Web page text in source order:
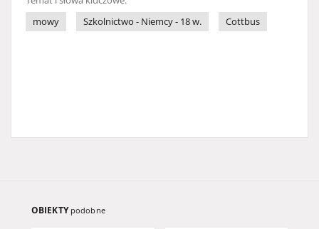
mowy
Szkolnictwo - Niemcy - 18 w. Cottbus
OBIEKTY podobne